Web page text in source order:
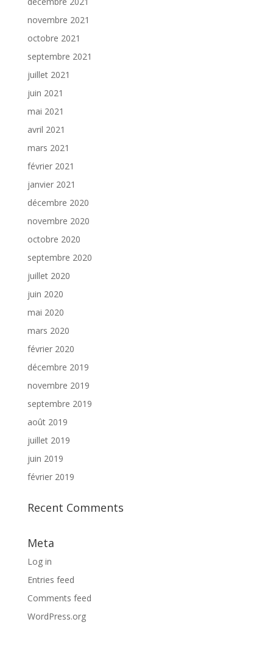
novembre 2021
octobre 2021
septembre 2021
juillet 2021
juin 2021
mai 2021
avril 2021
mars 2021
février 2021
janvier 2021
décembre 2020
novembre 2020
octobre 2020
septembre 2020
juillet 2020
juin 2020
mai 2020
mars 2020
février 2020
décembre 2019
novembre 2019
septembre 2019
août 2019
juillet 2019
juin 2019
février 2019
Recent Comments
Meta
Log in
Entries feed
Comments feed
WordPress.org